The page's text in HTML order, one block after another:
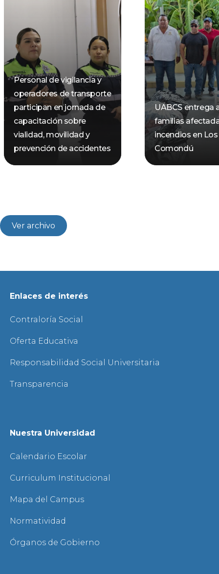
Personal de vigilancia y
operadores de transporte
participan en jornada de
capacitación sobre
vialidad, movilidad y
prevención de accidentes
UABCS entrega
familias
incendios en Los
Comondú
Ver archivo
Enlaces de interés
Contraloría Social
Oferta Educativa
Responsabilidad Social Universitaria
Transparencia
Nuestra Universidad
Calendario Escolar
Curriculum Institucional
Mapa del Campus
Normatividad
Órganos de Gobierno